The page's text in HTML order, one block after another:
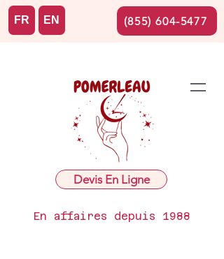
Devis En Ligne
En affaires depuis 1988
FR EN (855) 604-5477